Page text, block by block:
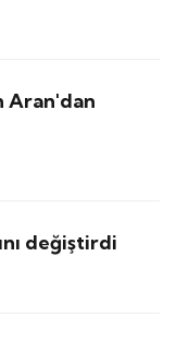
Aran'dan
değiştirdi